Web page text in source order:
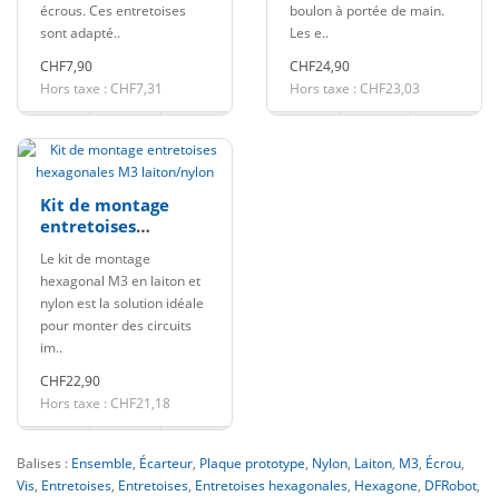
écrous. Ces entretoises
sont adapté..
CHF7,90
Hors taxe : CHF7,31
boulon à portée de main.
Les e..
CHF24,90
Hors taxe : CHF23,03
Kit de montage
entretoises
laiton/nylon
Le kit de montage
hexagonal M3 en laiton et
nylon est la solution idéale
pour monter des circuits
im..
CHF22,90
Hors taxe : CHF21,18
Balises : Ensemble, Écarteur, Plaque prototype, Nylon, Laiton, M3, Écrou,
Vis, Entretoises, Entretoises, Entretoises hexagonales, Hexagone, DFRobot,